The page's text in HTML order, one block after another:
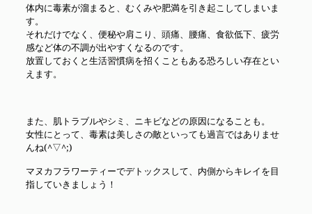
体内に毒素が溜まると、むくみや肥満を引き起こしてしまいま
す。
それだけでなく、便秘や肩こり、頭痛、腰痛、食欲低下、疲労
感など体の不調が出やすくなるのです。
放置しておくと生活習慣病を招くこともある恐ろしい存在とい
えます。
また、肌トラブルやシミ、ニキビなどの原因になることも。
女性にとって、毒素は美しさの敵といっても過言ではありませ
んね(^▽^;)
マヌカフラワーティーでデトックスして、内側からキレイを目
指していきましょう！